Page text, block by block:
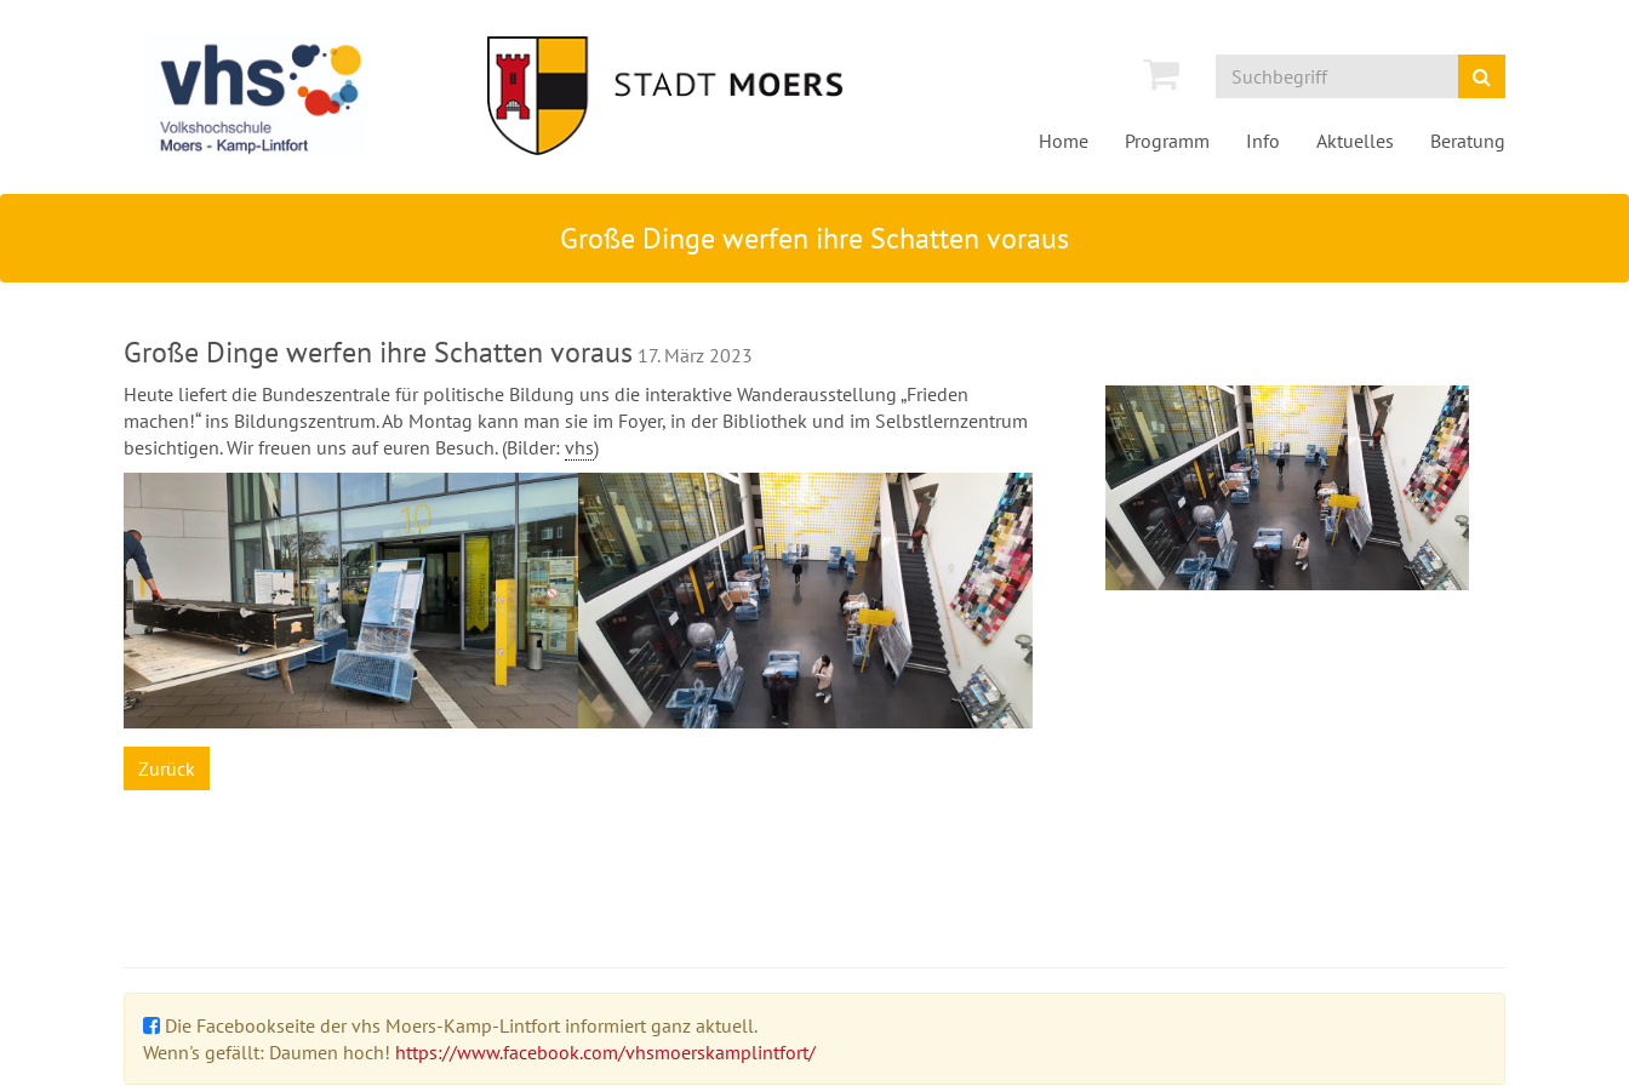
Home Programm Info Aktuelles Beratung
Große Dinge werfen ihre Schatten voraus
Große Dinge werfen ihre Schatten voraus 17. März 2023
Heute liefert die Bundeszentrale für politische Bildung uns die interaktive Wanderausstellung „Frieden
machen!“ ins Bildungszentrum. Ab Montag kann man sie im Foyer, in der Bibliothek und im Selbstlernzentrum
besichtigen. Wir freuen uns auf euren Besuch. (Bilder: vhs)
Zurück
Die Facebookseite der vhs Moers-Kamp-Lintfort informiert ganz aktuell.
Wenn's gefällt: Daumen hoch! https://www.facebook.com/vhsmoerskamplintfort/